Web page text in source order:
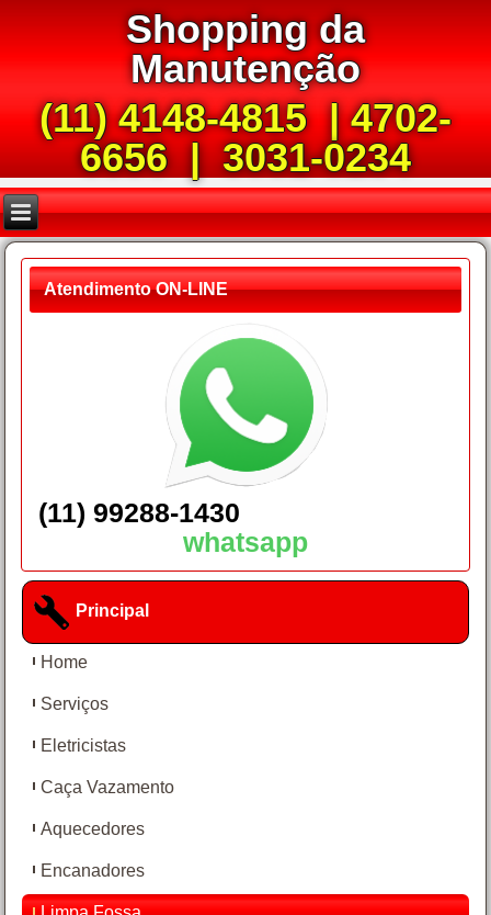
Shopping da
Manutenção
(11) 4148-4815 | 4702-
6656 | 3031-0234
Atendimento ON-LINE
(11) 99288-1430
whatsapp
Principal
Home
Serviços
Eletricistas
Caça Vazamento
Aquecedores
Encanadores